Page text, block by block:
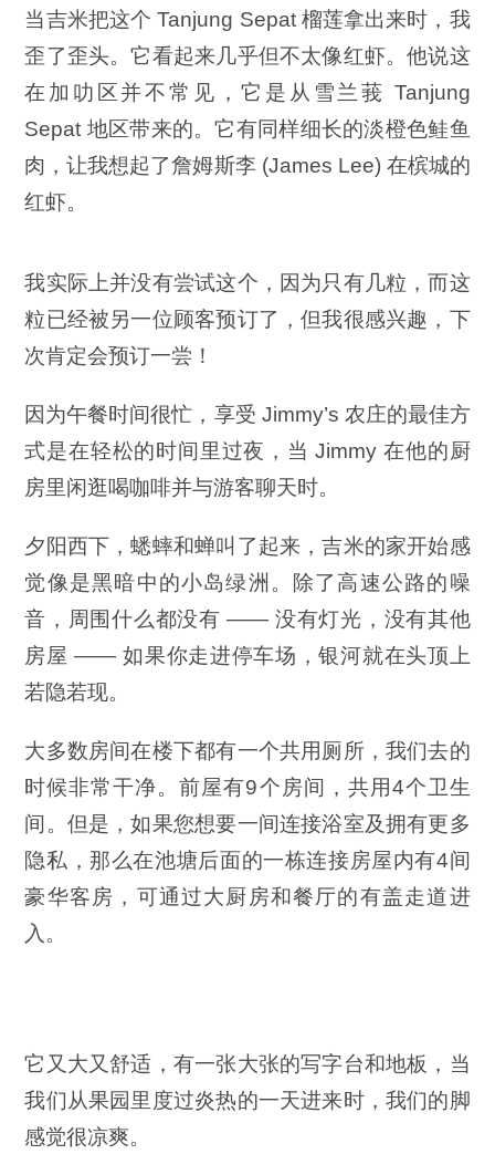
当吉米把这个 Tanjung Sepat 榴莲拿出来时，我
歪了歪头。它看起来几乎但不太像红虾。他说这
在加叻区并不常见，它是从雪兰莪 Tanjung
Sepat 地区带来的。它有同样细长的淡橙色鲑鱼
肉，让我想起了詹姆斯李 (James Lee) 在槟城的
红虾。
我实际上并没有尝试这个，因为只有几粒，而这
粒已经被另一位顾客预订了，但我很感兴趣，下
次肯定会预订一尝！
因为午餐时间很忙，享受 Jimmy’s 农庄的最佳方
式是在轻松的时间里过夜，当 Jimmy 在他的厨
房里闲逛喝咖啡并与游客聊天时。
夕阳西下，蟋蟀和蝉叫了起来，吉米的家开始感
觉像是黑暗中的小岛绿洲。除了高速公路的噪
音，周围什么都没有 —— 没有灯光，没有其他
房屋 —— 如果你走进停车场，银河就在头顶上
若隐若现。
大多数房间在楼下都有一个共用厕所，我们去的
时候非常干净。前屋有9个房间，共用4个卫生
间。但是，如果您想要一间连接浴室及拥有更多
隐私，那么在池塘后面的一栋连接房屋内有4间
豪华客房，可通过大厨房和餐厅的有盖走道进
入。
它又大又舒适，有一张大张的写字台和地板，当
我们从果园里度过炎热的一天进来时，我们的脚
感觉很凉爽。